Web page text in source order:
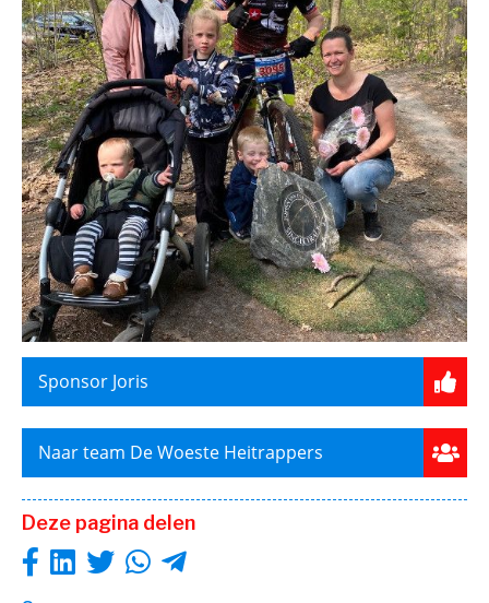
Sponsor Joris
Naar team De Woeste Heitrappers
Deze pagina delen